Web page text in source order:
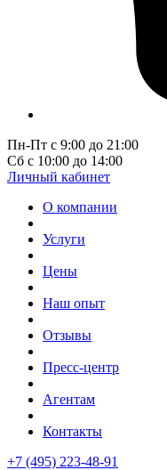
Пн-Пт с 9:00 до 21:00
Сб с 10:00 до 14:00
Личный кабинет
О компании
Услуги
Цены
Наш опыт
Отзывы
Пресс-центр
Агентам
Контакты
+7 (495) 223-48-91